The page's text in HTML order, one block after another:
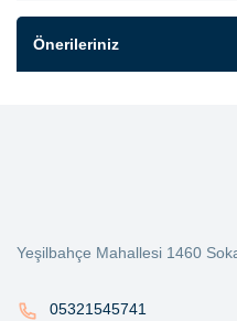
Önerileriniz
Yeşilbahçe Mahallesi 1460
05321545741